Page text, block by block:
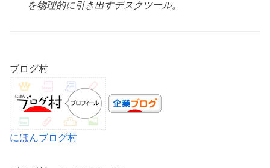
を物理的に引き出すデスクツール。
ブログ村
にほんブログ村